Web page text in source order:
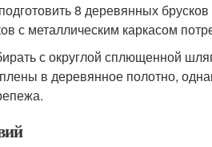
8 деревянных
с металлическим каркасом
с округлой сплющенной
в деревянное полотно,